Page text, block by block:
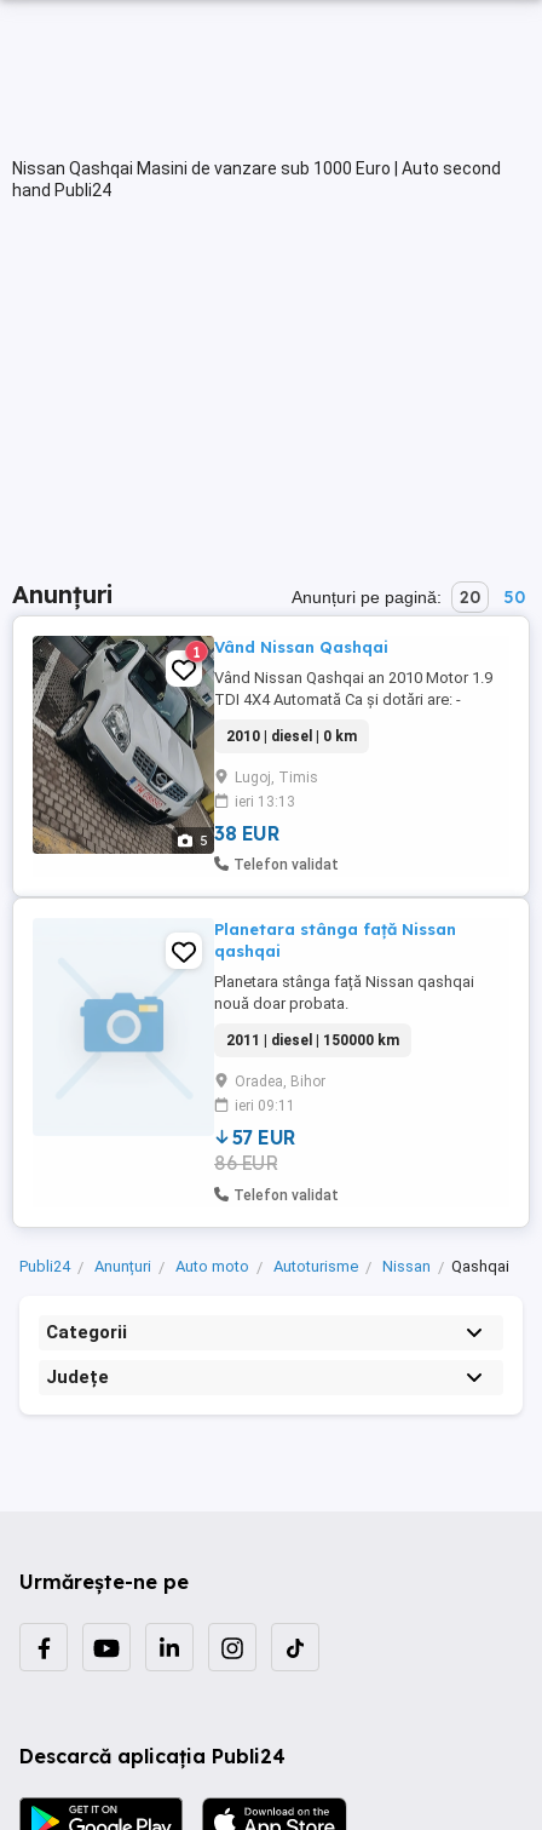
Nissan Qashqai Masini de vanzare sub 1000 Euro | Auto second
hand Publi24
Anunțuri Anunțuri pe pagină: 20 50
5
1 Vând Nissan Qashqai
Vând Nissan Qashqai an 2010 Motor 1.9
TDI 4X4 Automată Ca și dotări are: -
electrice încălzite -navigație -dublu
climatronic -pilit automat -bord refrigerat -
jante aliaj -sistem audio original Nissan -
protectie ceață -senzori lumină -senzori
ceață -senzori ...
2010 | diesel | 0 km
Lugoj, Timis
ieri 13:13
38 EUR
Telefon validat
Planetara stânga față Nissan
qashqai
Planetara stânga față Nissan qashqai
nouă doar probata.
2011 | diesel | 150000 km
Oradea, Bihor
ieri 09:11
57 EUR
86 EUR
Telefon validat
Publi24 Anunțuri Auto moto Autoturisme Nissan Qashqai
Categorii
Județe
Urmărește-ne pe
Descarcă aplicația Publi24